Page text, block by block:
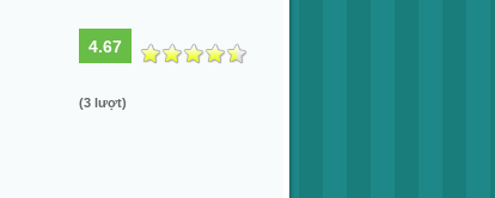
4.67
(3 lượt)